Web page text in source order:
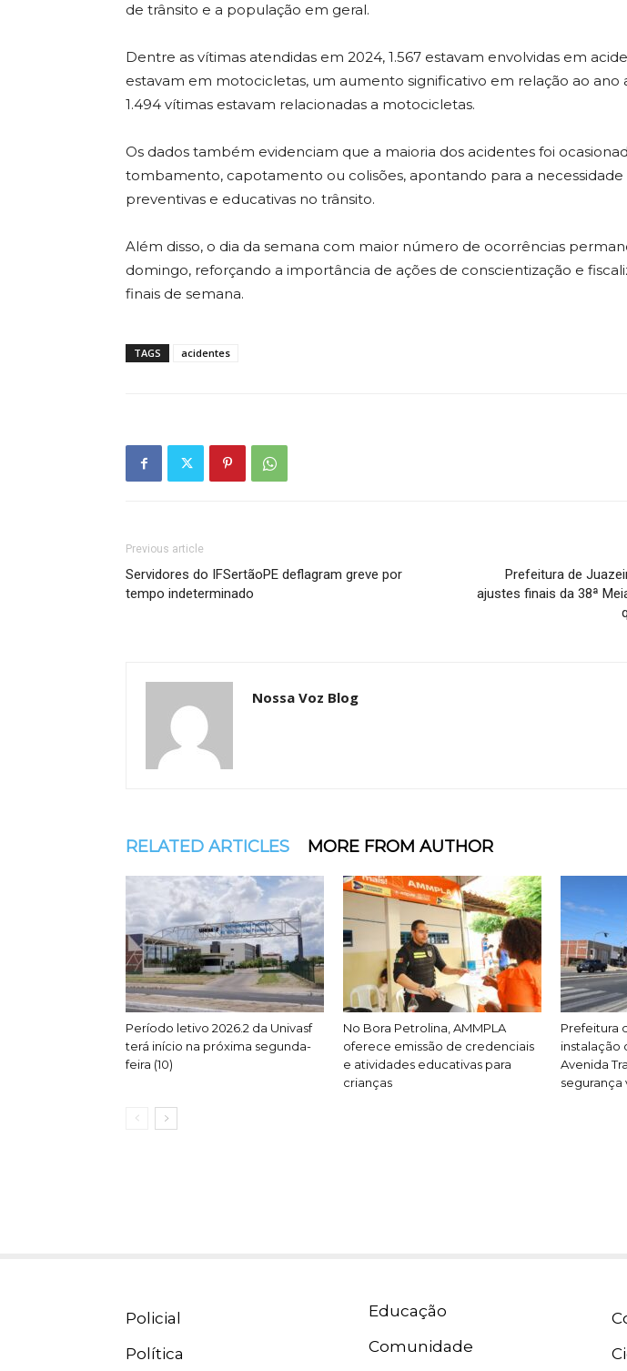
de trânsito e a população em geral.
Dentre as vítimas atendidas em 2024, 1.567 estavam envolvidas em
estavam em motocicletas, um aumento significativo em relação ao ano
1.494 vítimas estavam relacionadas a motocicletas.
Os dados também evidenciam que a maioria dos acidentes foi
tombamento, capotamento ou colisões, apontando para a necessidade
preventivas e educativas no trânsito.
Além disso, o dia da semana com maior número de ocorrências
domingo, reforçando a importância de ações de conscientização e
finais de semana.
TAGS acidentes
Previous article
Servidores do IFSertãoPE deflagram greve por
tempo indeterminado
Prefeitura de
ajustes finais da 38ª
Nossa Voz Blog
RELATED ARTICLES MORE FROM AUTHOR
Período letivo 2026.2 da Univasf
terá início na próxima segunda-
feira (10)
No Bora Petrolina, AMMPLA
oferece emissão de credenciais
e atividades educativas para
crianças
Prefeitura
instalação
Avenida
segurança
Policial
Política
Educação
Comunidade